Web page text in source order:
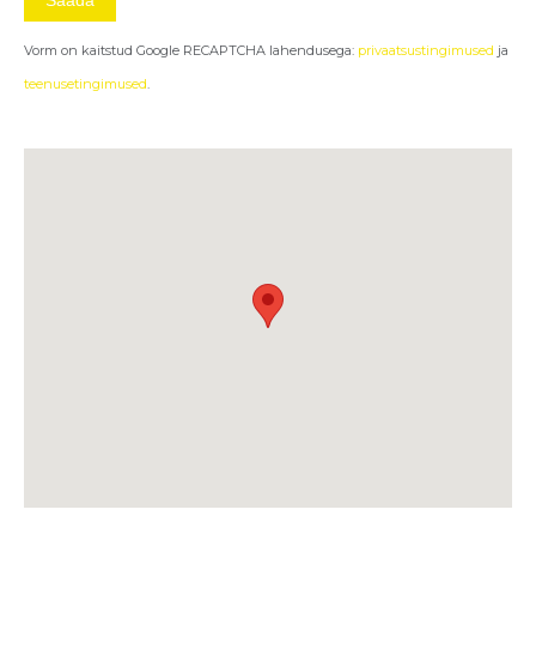
Vorm on kaitstud Google RECAPTCHA lahendusega: privaatsustingimused ja
teenusetingimused.